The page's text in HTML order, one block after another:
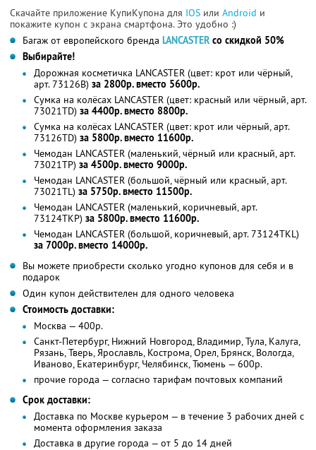
Скачайте приложение КупиКупона для IOS или Android и
покажите купон с экрана смартфона. Это удобно :)
Багаж от европейского бренда LANCASTER со скидкой 50%
Выбирайте!
Дорожная косметичка LANCASTER (цвет: крот или чёрный,
арт. 73126В) за 2800р. вместо 5600р.
Сумка на колёсах LANCASTER (цвет: красный или чёрный, арт.
73021TD) за 4400р. вместо 8800р.
Сумка на колёсах LANCASTER (цвет: крот или чёрный, арт.
73126TD) за 5800р. вместо 11600р.
Чемодан LANCASTER (маленький, чёрный или красный, арт.
73021ТР) за 4500р. вместо 9000р.
Чемодан LANCASTER (большой, чёрный или красный, арт.
73021ТL) за 5750р. вместо 11500р.
Чемодан LANCASTER (маленький, коричневый, арт.
73124ТКР) за 5800р. вместо 11600р.
Чемодан LANCASTER (большой, коричневый, арт. 73124ТКL)
за 7000р. вместо 14000р.
Вы можете приобрести сколько угодно купонов для себя и в
подарок
Один купон действителен для одного человека
Стоимость доставки:
Москва — 400р.
Санкт-Петербург, Нижний Новгород, Владимир, Тула, Калуга,
Рязань, Тверь, Ярославль, Кострома, Орел, Брянск, Вологда,
Иваново, Екатеринбург, Челябинск, Тюмень — 600р.
прочие города — согласно тарифам почтовых компаний
Срок доставки:
Доставка по Москве курьером — в течение 3 рабочих дней с
момента оформления заказа
Доставка в другие города — от 5 до 14 дней